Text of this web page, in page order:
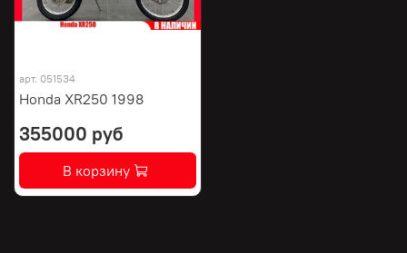
арт. 051534
Honda XR250 1998
355000 руб
В корзину